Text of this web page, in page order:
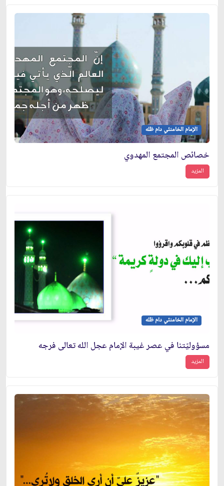
الإمام الخامنئي دام ظله
خصائص المجتمع المهدوي
المزيد
الإمام الخامنئي دام ظله
مسؤوليّتنا في عصر غيبة الإمام عجل الله تعالى فرجه
المزيد